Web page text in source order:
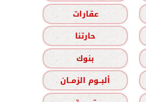
عقارات
حارتنا
بنوك
ألبــوم الزمــان